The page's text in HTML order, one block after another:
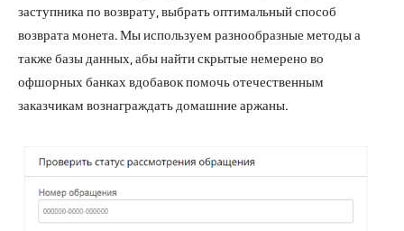
заступника по возврату, выбрать оптимальный способ
возврата монета. Мы используем разнообразные методы а
также базы данных, абы найти скрытые немерено во
офшорных банках вдобавок помочь отечественным
заказчикам вознаграждать домашние аржаны.